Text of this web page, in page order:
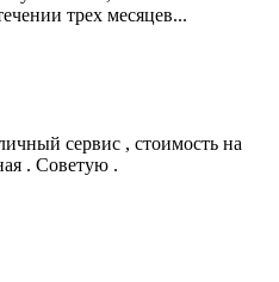
трех месяцев...
сервис , стоимость на
. Советую .